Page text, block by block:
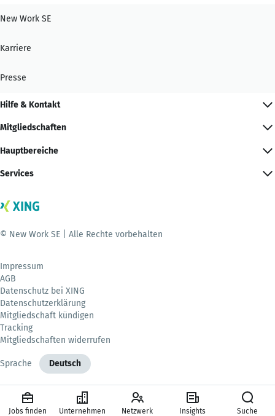
New Work SE
Karriere
Presse
Hilfe & Kontakt
Mitgliedschaften
Hauptbereiche
Services
© New Work SE | Alle Rechte vorbehalten
Impressum
AGB
Datenschutz bei XING
Datenschutzerklärung
Mitgliedschaft kündigen
Tracking
Mitgliedschaften widerrufen
Sprache Deutsch
Jobs finden Unternehmen Netzwerk Insights Suche